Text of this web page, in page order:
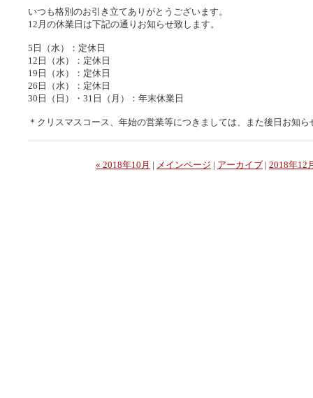
いつも格別のお引き立てありがとうございます。
12月の休業日は下記の通りお知らせ致します。
5日（水）：定休日
12日（水）：定休日
19日（水）：定休日
26日（水）：定休日
30日（日）・31日（月）：年末休業日
＊クリスマスコース、年始の営業等につきましては、また後日お知ら
« 2018年10月 | メインページ | アーカイブ | 2018年12